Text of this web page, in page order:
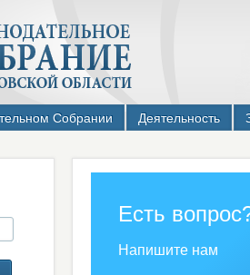
Собрании Деятельность
Есть
Напишите нам